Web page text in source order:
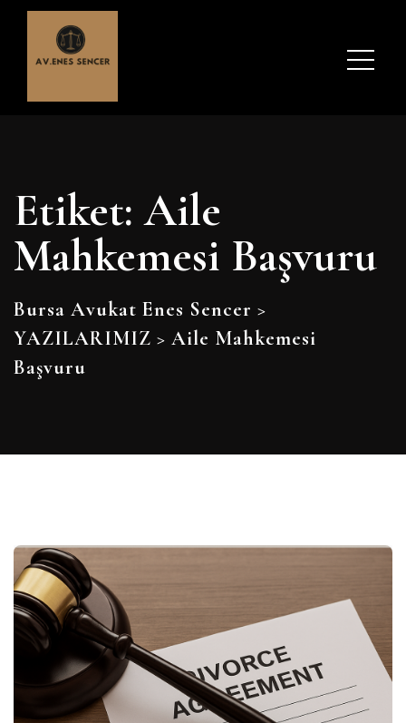
Etiket:Aile
Mahkemesi Başvuru
Bursa Avukat Enes Sencer >
YAZILARIMIZ > Aile Mahkemesi
Başvuru